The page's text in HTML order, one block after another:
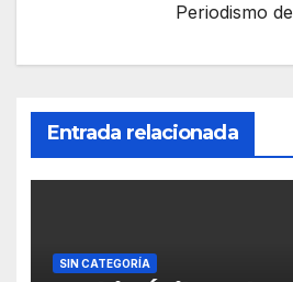
Periodismo
Entrada relacionada
SIN CATEGORÍA